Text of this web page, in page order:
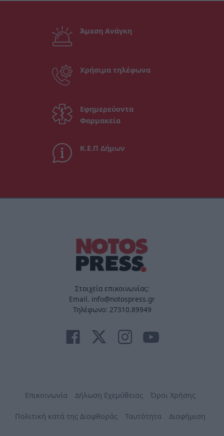
Άμεση Ανάγκη
Χρήσιμα τηλέφωνα
Εφημερεύοντα
Φαρμακεία
Κ.Ε.Π Δήμων
Στοιχεία επικοινωνίας:
Email. info@notospress.gr
Τηλέφωνο: 27310.89949
Επικοινωνία Δήλωση Εχεμύθειας Όροι Χρήσης
Πολιτική κατά της Διαφθοράς Ταυτότητα Διαφήμιση